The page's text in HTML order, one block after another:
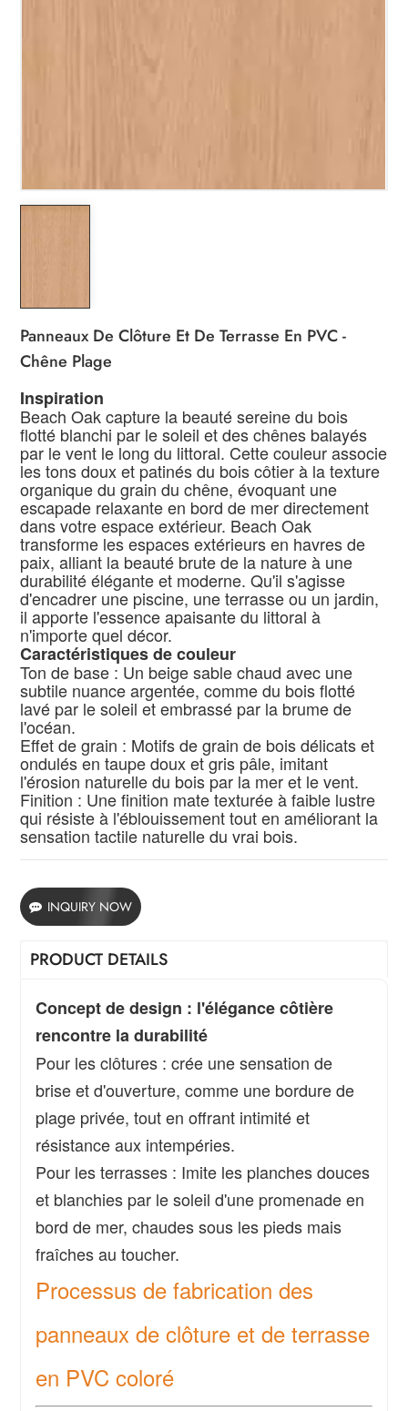
Panneaux De Clôture Et De Terrasse En PVC -
Chêne Plage
Inspiration
Beach Oak capture la beauté sereine du bois
flotté blanchi par le soleil et des chênes balayés
par le vent le long du littoral. Cette couleur associe
les tons doux et patinés du bois côtier à la texture
organique du grain du chêne, évoquant une
escapade relaxante en bord de mer directement
dans votre espace extérieur. Beach Oak
transforme les espaces extérieurs en havres de
paix, alliant la beauté brute de la nature à une
durabilité élégante et moderne. Qu'il s'agisse
d'encadrer une piscine, une terrasse ou un jardin,
il apporte l'essence apaisante du littoral à
n'importe quel décor.
Caractéristiques de couleur
Ton de base : Un beige sable chaud avec une
subtile nuance argentée, comme du bois flotté
lavé par le soleil et embrassé par la brume de
l'océan.
Effet de grain : Motifs de grain de bois délicats et
ondulés en taupe doux et gris pâle, imitant
l'érosion naturelle du bois par la mer et le vent.
Finition : Une finition mate texturée à faible lustre
qui résiste à l'éblouissement tout en améliorant la
sensation tactile naturelle du vrai bois.
INQUIRY NOW
PRODUCT DETAILS
Concept de design : l'élégance côtière
rencontre la durabilité
Pour les clôtures : crée une sensation de
brise et d'ouverture, comme une bordure de
plage privée, tout en offrant intimité et
résistance aux intempéries.
Pour les terrasses : Imite les planches douces
et blanchies par le soleil d'une promenade en
bord de mer, chaudes sous les pieds mais
fraîches au toucher.
Processus de fabrication des
panneaux de clôture et de terrasse
en PVC coloré